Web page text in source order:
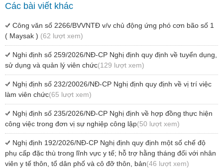
Các bài viết khác
Công văn số 2266/BVVNTĐ v/v chủ động ứng phó cơn bão số 1
( Maysak ) (62 lượt xem)
Nghi định số 259/2026/NĐ-CP Nghị định quy định về tuyển dụng,
sử dụng và quản lý viên chức(129 lượt xem)
Nghị định số 232/20026/NĐ-CP Nghị định quy định về vị trí việc
làm viên chức(65 lượt xem)
Nghị định số 235/2026/NĐ-CP Nghị định về hợp đồng thực hiện
công việc trong đơn vị sự nghiệp công lập(50 lượt xem)
Nghị định 192/2026/NĐ-CP Nghị định quy định một số chế độ
phụ cấp đặc thù trong lĩnh vực y tế; hỗ trợ hằng tháng đối với nhân
viên y tế thôn, tổ dân phố và cô đỡ thôn, bản(46 lượt xem)